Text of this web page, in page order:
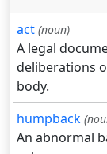
act (noun)
A legal
deliberations
body.
humpback
An abnormal